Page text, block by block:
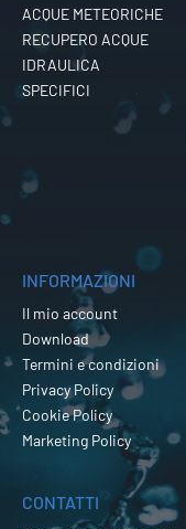
ACQUE METEORICHE
RECUPERO ACQUE
IDRAULICA
SPECIFICI
INFORMAZIONI
Il mio account
Download
Termini e condizioni
Privacy Policy
Cookie Policy
Marketing Policy
CONTATTI